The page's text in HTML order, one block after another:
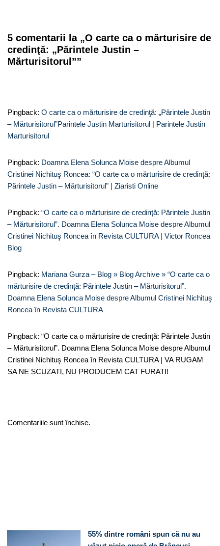
5 comentarii la „O carte ca o mărturisire de
credinţă: „Părintele Justin –
Mărturisitorul””
Pingback: O carte ca o mărturisire de credinţă: „Părintele Justin
– Mărturisitorul”Parintele Justin Marturisitorul | Parintele Justin
Marturisitorul
Pingback: Doamna Elena Solunca Moise despre Albumul
Cristinei Nichituş Roncea: “O carte ca o mărturisire de credinţă:
Părintele Justin – Mărturisitorul” | Ziaristi Online
Pingback: “O carte ca o mărturisire de credinţă: Părintele Justin
– Mărturisitorul”. Doamna Elena Solunca Moise despre Albumul
Cristinei Nichituş Roncea în Revista CULTURA | Victor Roncea
Blog
Pingback: Mariana Gurza – Blog » Blog Archive » “O carte ca o
mărturisire de credinţă: Părintele Justin – Mărturisitorul”.
Doamna Elena Solunca Moise despre Albumul Cristinei Nichituş
Roncea în Revista CULTURA
Pingback: “O carte ca o mărturisire de credinţă: Părintele Justin
– Mărturisitorul”. Doamna Elena Solunca Moise despre Albumul
Cristinei Nichituş Roncea în Revista CULTURA | VA RUGAM
SA NE SCUZATI, NU PRODUCEM CAT FURATI!
Comentariile sunt închise.
55% dintre români spun că nu au